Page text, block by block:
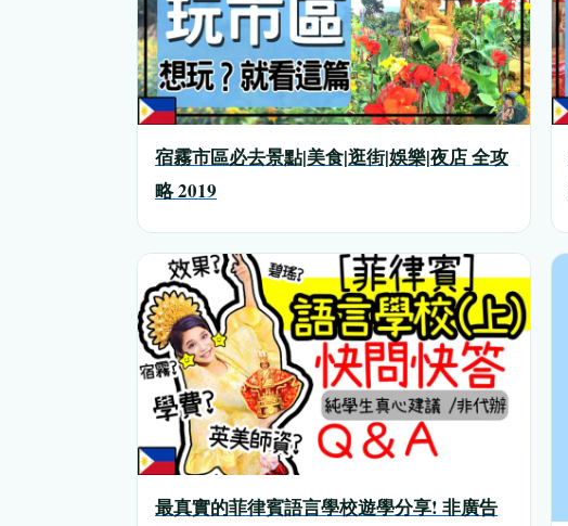
宿霧市區必去景點|美食|逛街|娛樂|夜店 全攻
略 2019
最真實的菲律賓語言學校遊學分享! 非廣告